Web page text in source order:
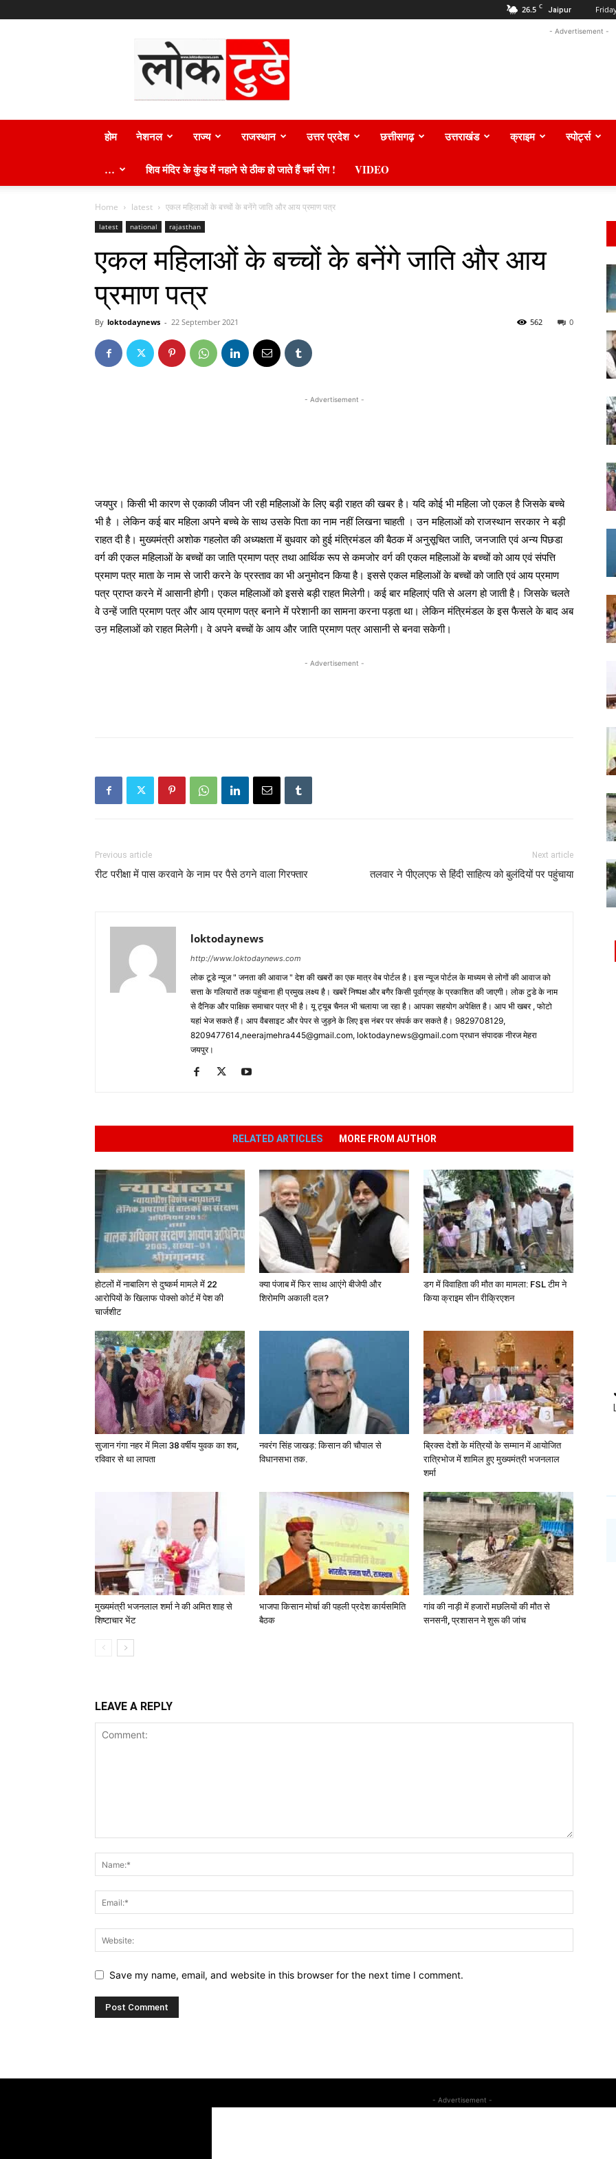
26.5 C Jaipur
टुडे
न्यूज़
- Advertisement -
होम नेशनल राज्य राजस्थान उत्तर प्रदेश छत्तीसगढ़ उत्तराखंड क्राइम स्पोर्ट्स
… शिव मंदिर के कुंड में नहाने से ठीक हो जाते हैं चर्म रोग ! VIDEO
Home latest एकल महिलाओं के बच्चों के बनेंगे जाति और आय प्रमाण पत्र
latest national rajasthan
एकल महिलाओं के बच्चों के बनेंगे जाति और आय
प्रमाण पत्र
By loktodaynews - 22 September 2021 0
562
- Advertisement -
जयपुर। किसी भी कारण से एकाकी जीवन जी रही महिलाओं के लिए बड़ी राहत की खबर है। यदि कोई भी महिला जो एकल है जिसके बच्चे
भी है । लेकिन कई बार महिला अपने बच्चे के साथ उसके पिता का नाम नहीं लिखना चाहती । उन महिलाओं को राजस्थान सरकार ने बड़ी
राहत दी है। मुख्यमंत्री अशोक गहलोत की अध्यक्षता में बुधवार को हुई मंत्रिमंडल की बैठक में अनुसूचित जाति, जनजाति एवं अन्य पिछडा
वर्ग की एकल महिलाओं के बच्चों का जाति प्रमाण पत्र तथा आर्थिक रूप से कमजोर वर्ग की एकल महिलाओं के बच्चों को आय एवं संपत्ति
प्रमाण पत्र माता के नाम से जारी करने के प्रस्ताव का भी अनुमोदन किया है। इससे एकल महिलाओं के बच्चों को जाति एवं आय प्रमाण
पत्र प्राप्त करने में आसानी होगी। एकल महिलाओं को इससे बड़ी राहत मिलेगी। कई बार महिलाएं पति से अलग हो जाती है। जिसके चलते
वे उन्हें जाति प्रमाण पत्र और आय प्रमाण पत्र बनाने में परेशानी का सामना करना पड़ता था। लेकिन मंत्रिमंडल के इस फैसले के बाद अब
उऩ महिलाओं को राहत मिलेगी। वे अपने बच्चों के आय और जाति प्रमाण पत्र आसानी से बनवा सकेगी।
- Advertisement -
Previous article
रीट परीक्षा में पास करवाने के नाम पर पैसे ठगने वाला गिरफ्तार
Next article
तलवार ने पीएलएफ से हिंदी साहित्य को बुलंदियों पर पहुंचाया
loktodaynews
http://www.loktodaynews.com
लोक टूडे न्यूज " जनता की आवाज " देश की खबरों का एक मात्र वेब पोर्टल है। इस न्यूज पोर्टल के माध्यम से लोगों की आवाज को
सत्ता के गलियारों तक पहुंचाना ही प्रमुख लक्ष्य है। खबरें निष्पक्ष और बगैर किसी पूर्वाग्रह के प्रकाशित की जाएगी। लोक टुडे के नाम
से दैनिक और पाक्षिक समाचार पत्र भी है। यू ट्यूब चैनल भी चलाया जा रहा है। आपका सहयोग अपेक्षित है। आप भी खबर , फोटो
यहां भेज सकते हैं। आप वैबसाइट और पेपर से जुड़ने के लिए इस नंबर पर संपर्क कर सकते है। 9829708129,
8209477614,neerajmehra445@gmail.com, loktodaynews@gmail.com प्रधान संपादक नीरज मेहरा
जयपुर।
RELATED ARTICLES MORE FROM AUTHOR
होटलों में नाबालिग से दुष्कर्म मामले में 22
आरोपियों के खिलाफ पोक्सो कोर्ट में पेश की
चार्जशीट
क्या पंजाब में फिर साथ आएंगे बीजेपी और
शिरोमणि अकाली दल?
डग में विवाहिता की मौत का मामला: FSL टीम ने
किया क्राइम सीन रीक्रिएशन
सुजान गंगा नहर में मिला 38 वर्षीय युवक का शव,
रविवार से था लापता
नवरंग सिंह जाखड़: किसान की चौपाल से
विधानसभा तक.
ब्रिक्स देशों के मंत्रियों के सम्मान में आयोजित
रात्रिभोज में शामिल हुए मुख्यमंत्री भजनलाल
शर्मा
मुख्यमंत्री भजनलाल शर्मा ने की अमित शाह से
शिष्टाचार भेंट
भाजपा किसान मोर्चा की पहली प्रदेश कार्यसमिति
बैठक
गांव की नाड़ी में हजारों मछलियों की मौत से
सनसनी, प्रशासन ने शुरू की जांच
LEAVE A REPLY
Save my name, email, and website in this browser for the next time I comment.
- Advertisement -